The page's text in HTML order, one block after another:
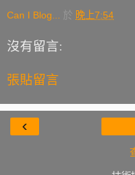
Can I Blog... 於 晚上7:54
沒有留言:
張貼留言
‹